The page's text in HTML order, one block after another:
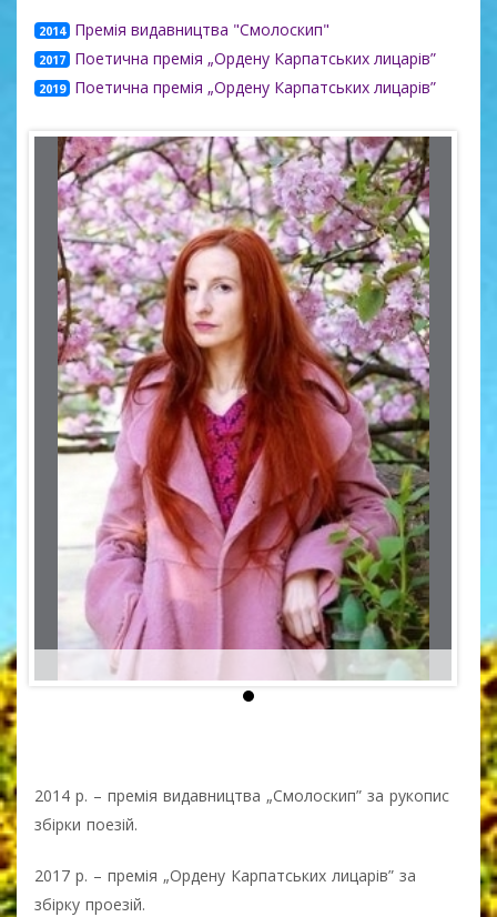
2014 Премія видавництва "Смолоскип"
2017 Поетична премія „Ордену Карпатських лицарів”
2019 Поетична премія „Ордену Карпатських лицарів”
2014 р. – премія видавництва „Смолоскип” за рукопис
збірки поезій.
2017 р. – премія „Ордену Карпатських лицарів” за
збірку проезій.